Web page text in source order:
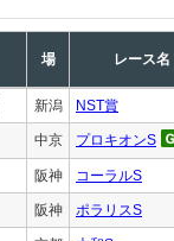
場 レース名
新潟 NST賞
中京 プロキオンS
阪神 コーラルS
阪神 ポラリスS